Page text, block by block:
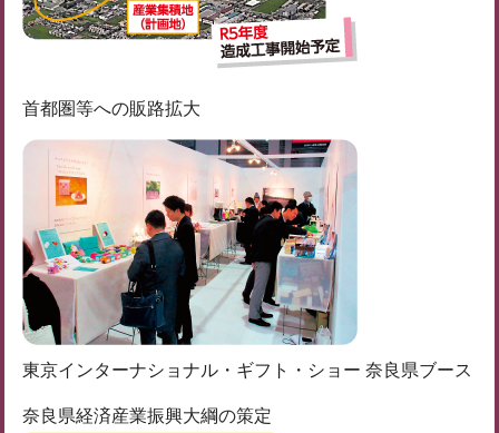
首都圏等への販路拡大
東京インターナショナル・ギフト・ショー 奈良県ブース
奈良県経済産業振興大綱の策定